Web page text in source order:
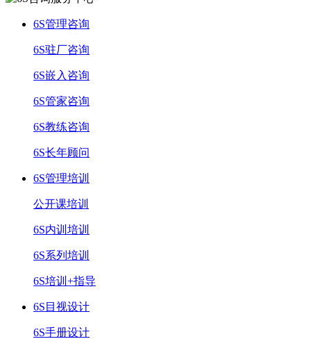
6S管理咨询
6S驻厂咨询
6S嵌入咨询
6S管家咨询
6S教练咨询
6S长年顾问
6S管理培训
公开课培训
6S内训培训
6S系列培训
6S培训+指导
6S目视设计
6S手册设计